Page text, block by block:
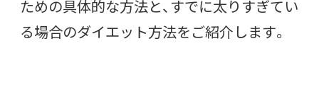
ための具体的な方法と、すでに太りすぎてい
る場合のダイエット方法をご紹介します。